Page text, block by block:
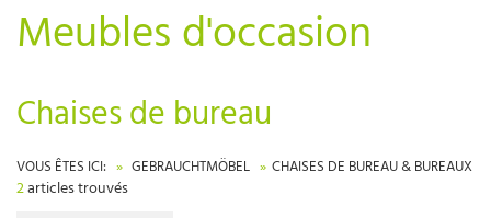
Meubles d'occasion
Chaises de bureau
VOUS ÊTES ICI: GEBRAUCHTMÖBEL CHAISES DE BUREAU & BUREAUX
2articles trouvés